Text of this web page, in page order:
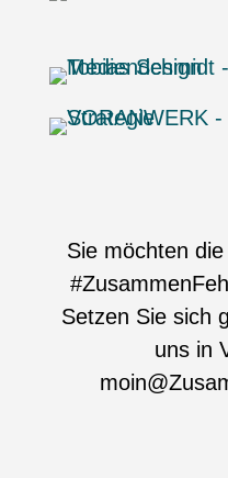
Sie möchten
Setzen Sie sich
uns in